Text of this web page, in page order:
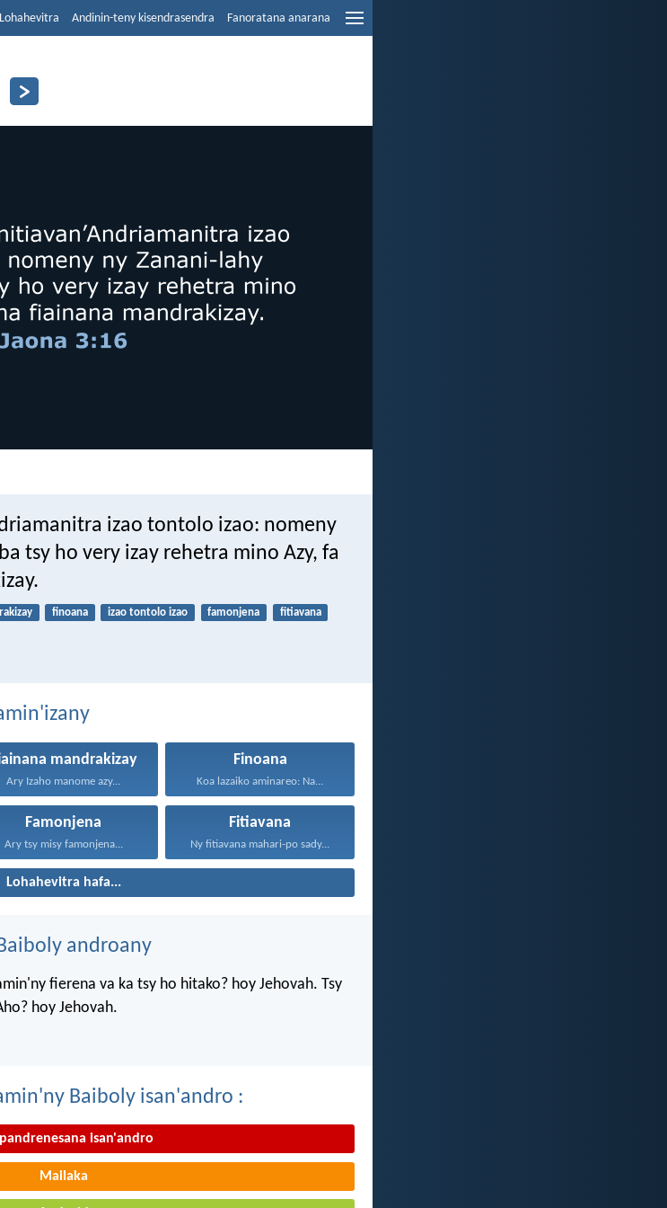
Lohahevitra Andinin-teny kisendrasendra Fanoratana anarana
izao tontolo izao: nomeny
tsy ho very izay rehetra mino Azy, fa
finoana izao tontolo izao famonjena fitiavana
mandrakizay
Ary Izaho manome azy...
Finoana
Koa lazaiko aminareo: Na...
Famonjena
Ary tsy misy famonjena...
Fitiavana
Ny fitiavana mahari-po sady...
Lohahevitra hafa...
androany
fierena va ka tsy ho hitako? hoy Jehovah. Tsy
hoy Jehovah.
Baiboly isan'andro :
isan'andro
Mailaka